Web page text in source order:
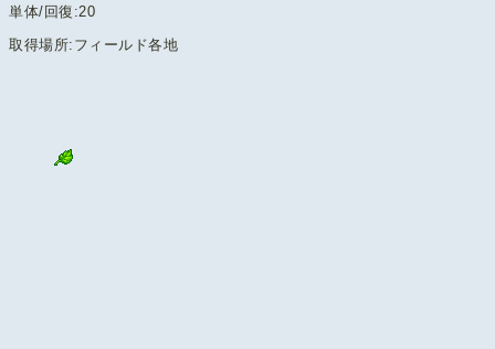
単体/回復:20
取得場所:フィールド各地